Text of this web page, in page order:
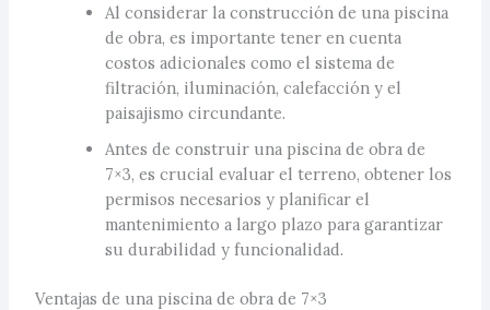
Al considerar la construcción de una piscina
de obra, es importante tener en cuenta
costos adicionales como el sistema de
filtración, iluminación, calefacción y el
paisajismo circundante.
Antes de construir una piscina de obra de
7×3, es crucial evaluar el terreno, obtener los
permisos necesarios y planificar el
mantenimiento a largo plazo para garantizar
su durabilidad y funcionalidad.
Ventajas de una piscina de obra de 7×3